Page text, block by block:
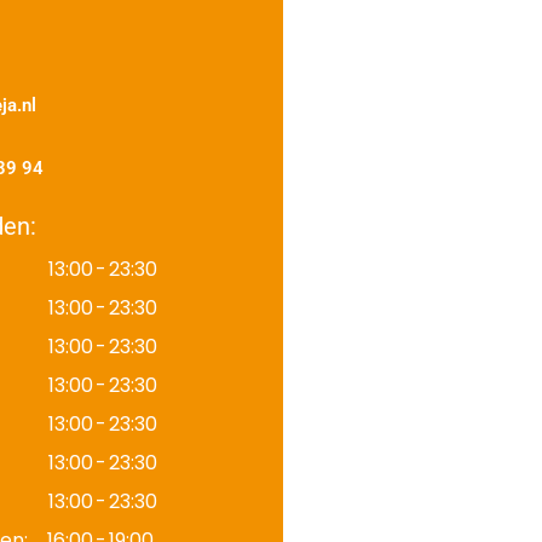
94
13:00-23:30
13:00-23:30
13:00-23:30
13:00-23:30
13:00-23:30
13:00-23:30
13:00-23:30